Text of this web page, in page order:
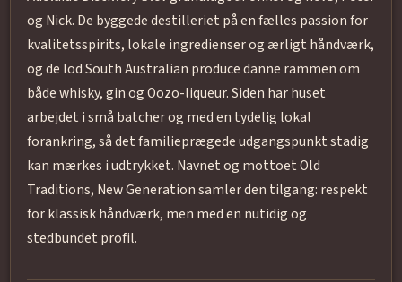
og Nick. De byggede destilleriet på en fælles passion for
kvalitetsspirits, lokale ingredienser og ærligt håndværk,
og de lod South Australian produce danne rammen om
både whisky, gin og Oozo-liqueur. Siden har huset
arbejdet i små batcher og med en tydelig lokal
forankring, så det familieprægede udgangspunkt stadig
kan mærkes i udtrykket. Navnet og mottoet Old
Traditions, New Generation samler den tilgang: respekt
for klassisk håndværk, men med en nutidig og
stedbundet profil.